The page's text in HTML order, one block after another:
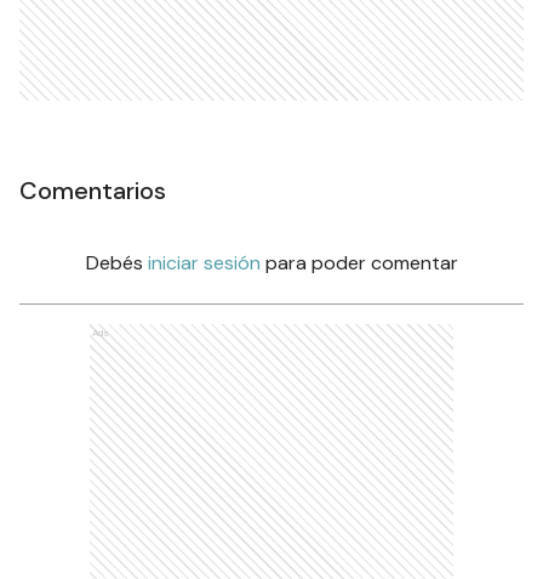
Comentarios
Debés iniciar sesión para poder comentar
Ads